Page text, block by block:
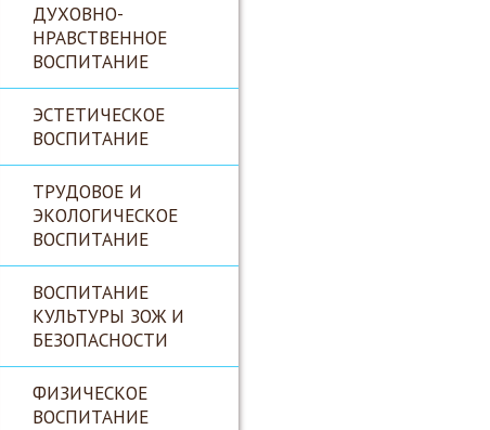
ДУХОВНО-
НРАВСТВЕННОЕ
ВОСПИТАНИЕ
ЭСТЕТИЧЕСКОЕ
ВОСПИТАНИЕ
ТРУДОВОЕ И
ЭКОЛОГИЧЕСКОЕ
ВОСПИТАНИЕ
ВОСПИТАНИЕ
КУЛЬТУРЫ ЗОЖ И
БЕЗОПАСНОСТИ
ФИЗИЧЕСКОЕ
ВОСПИТАНИЕ